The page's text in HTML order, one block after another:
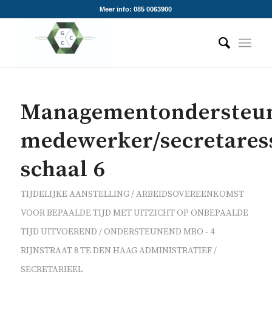
Meer info: 085 0063900
medewerker/
schaal 6
TIJDELIJKE AANSTELLING / ARBEIDSOVEREENKOMST
VOOR BEPAALDE TIJD MET UITZICHT OP ONBEPAALDE
TIJD UITVOEREND / ONDERSTEUNEND MBO - 4
RIJNSTRAAT 8 TE DEN HAAGADMINISTRATIEF /
SECRETARIEEL